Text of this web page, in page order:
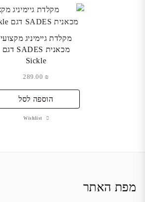
מקלדת גיימיניג מקצועי
מכאנית SADES דגם
Sickle
₪
הוספה לסל
Wishlist
מפת האתר